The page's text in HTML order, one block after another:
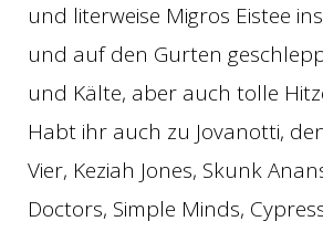
und literweise Migros Eistee
und auf den Gurten
und Kälte, aber auch tolle
Habt ihr auch zu Jovanotti,
Vier, Keziah Jones, Skunk
Doctors, Simple Minds,